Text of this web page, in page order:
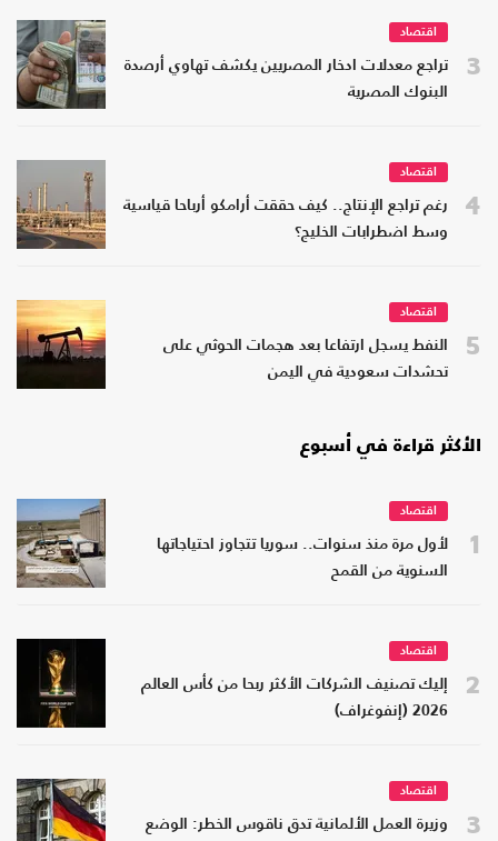
3
اقتصاد
تراجع معدلات ادخار المصريين يكشف تهاوي أرصدة
البنوك المصرية
4
اقتصاد
رغم تراجع الإنتاج.. كيف حققت أرامكو أرباحا قياسية
وسط اضطرابات الخليج؟
5
اقتصاد
النفط يسجل ارتفاعا بعد هجمات الحوثي على
تحشدات سعودية في اليمن
الأكثر قراءة في أسبوع
1
اقتصاد
لأول مرة منذ سنوات.. سوريا تتجاوز احتياجاتها
السنوية من القمح
2
اقتصاد
إليك تصنيف الشركات الأكثر ربحا من كأس العالم
2026 (إنفوغراف)
3
اقتصاد
وزيرة العمل الألمانية تدق ناقوس الخطر: الوضع